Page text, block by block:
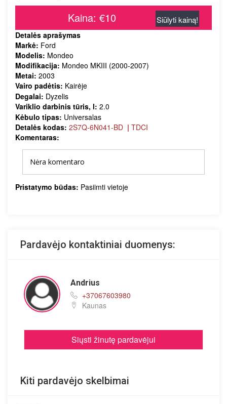
Kaina: €10 Siūlyti kainą!
Detalės aprašymas
Markė: Ford
Modelis: Mondeo
Modifikacija: Mondeo MKIII (2000-2007)
Metai: 2003
Vairo padėtis: Kairėje
Degalai: Dyzelis
Variklio darbinis tūris, l: 2.0
Kėbulo tipas: Universalas
Detalės kodas: 2S7Q-6N041-BD | TDCI
Komentaras:
Nėra komentaro
Pristatymo būdas: Pasiimti vietoje
Pardavėjo kontaktiniai duomenys:
Andrius
+37067603980
Kaunas
Siųsti žinutę pardavėjui
Kiti pardavėjo skelbimai